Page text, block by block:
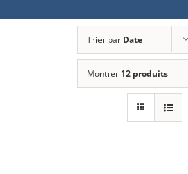
Trier par Date
Montrer 12 produits